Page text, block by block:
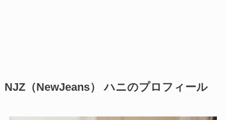
NJZ（NewJeans） ハニのプロフィール